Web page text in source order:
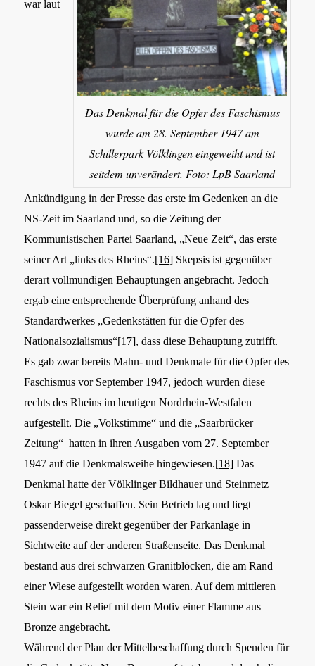
Das Denkmal für die Opfer des Faschismus
wurde am 28. September 1947 am
Schillerpark Völklingen eingeweiht und ist
seitdem unverändert. Foto: LpB Saarland
war laut
Ankündigung in der Presse das erste im Gedenken an die
NS-Zeit im Saarland und, so die Zeitung der
Kommunistischen Partei Saarland, „Neue Zeit“, das erste
seiner Art „links des Rheins“.[16]Skepsis ist gegenüber
derart vollmundigen Behauptungen angebracht. Jedoch
ergab eine entsprechende Überprüfung anhand des
Standardwerkes „Gedenkstätten für die Opfer des
Nationalsozialismus“[17], dass diese Behauptung zutrifft.
Es gab zwar bereits Mahn- und Denkmale für die Opfer des
Faschismus vor September 1947, jedoch wurden diese
rechts des Rheins im heutigen Nordrhein-Westfalen
aufgestellt. Die „Volkstimme“ und die „Saarbrücker
Zeitung“ hatten in ihren Ausgaben vom 27. September
1947 auf die Denkmalsweihe hingewiesen.[18]Das
Denkmal hatte der Völklinger Bildhauer und Steinmetz
Oskar Biegel geschaffen. Sein Betrieb lag und liegt
passenderweise direkt gegenüber der Parkanlage in
Sichtweite auf der anderen Straßenseite. Das Denkmal
bestand aus drei schwarzen Granitblöcken, die am Rand
einer Wiese aufgestellt worden waren. Auf dem mittleren
Stein war ein Relief mit dem Motiv einer Flamme aus
Bronze angebracht.
Während der Plan der Mittelbeschaffung durch Spenden für